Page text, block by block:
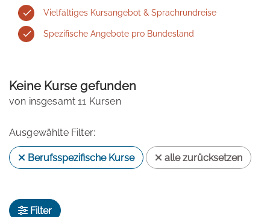
Vielfältiges Kursangebot & Sprachrundreise
Spezifische Angebote pro Bundesland
Keine Kurse gefunden
von insgesamt 11 Kursen
Ausgewählte Filter:
Berufsspezifische Kurse alle zurücksetzen
Filter